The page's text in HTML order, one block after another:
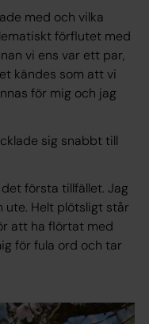
med och vilka
förflutet med
vi ens var ett par,
kändes som att vi
för mig och jag
sig snabbt till
första tillfället. Jag
ute. Helt plötsligt står
att ha flörtat med
för fula ord och tar